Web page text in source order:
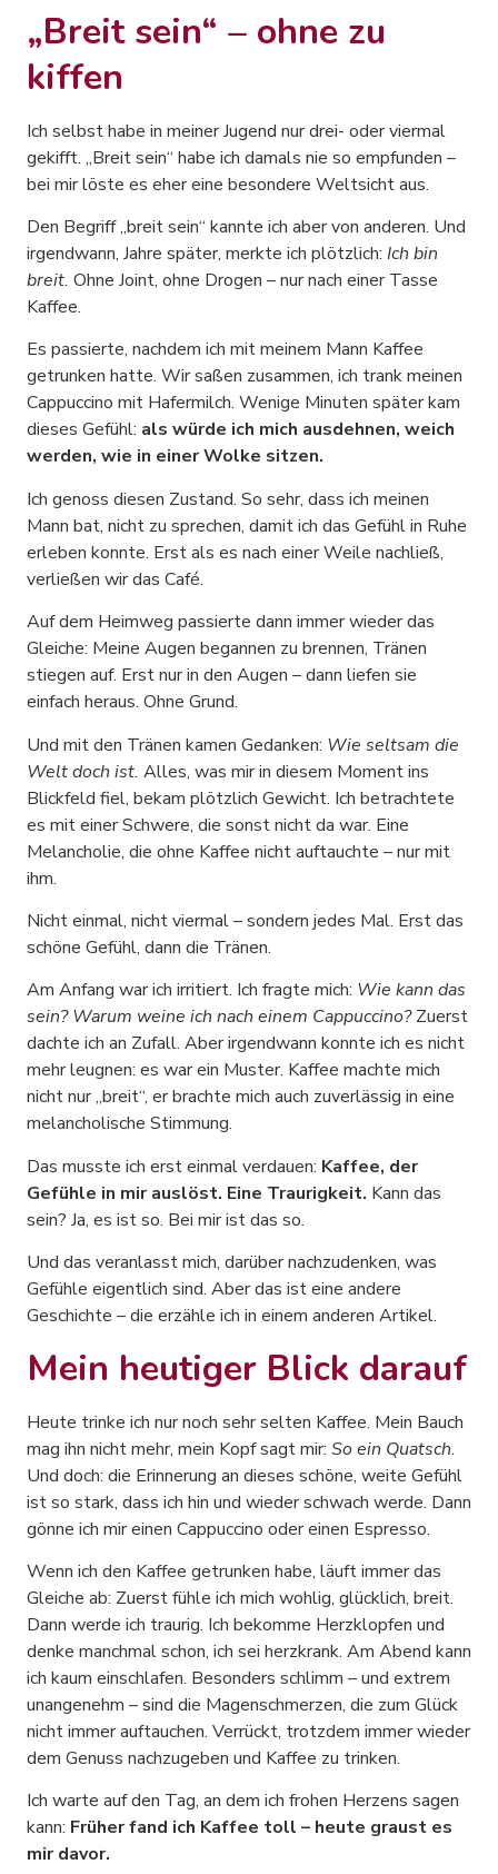
„Breit sein“ – ohne zu
kiffen
Ich selbst habe in meiner Jugend nur drei- oder viermal
gekifft. „Breit sein“ habe ich damals nie so empfunden –
bei mir löste es eher eine besondere Weltsicht aus.
Den Begriff „breit sein“ kannte ich aber von anderen. Und
irgendwann, Jahre später, merkte ich plötzlich: Ich bin
breit. Ohne Joint, ohne Drogen – nur nach einer Tasse
Kaffee.
Es passierte, nachdem ich mit meinem Mann Kaffee
getrunken hatte. Wir saßen zusammen, ich trank meinen
Cappuccino mit Hafermilch. Wenige Minuten später kam
dieses Gefühl: als würde ich mich ausdehnen, weich
werden, wie in einer Wolke sitzen.
Ich genoss diesen Zustand. So sehr, dass ich meinen
Mann bat, nicht zu sprechen, damit ich das Gefühl in Ruhe
erleben konnte. Erst als es nach einer Weile nachließ,
verließen wir das Café.
Auf dem Heimweg passierte dann immer wieder das
Gleiche: Meine Augen begannen zu brennen, Tränen
stiegen auf. Erst nur in den Augen – dann liefen sie
einfach heraus. Ohne Grund.
Und mit den Tränen kamen Gedanken: Wie seltsam die
Welt doch ist. Alles, was mir in diesem Moment ins
Blickfeld fiel, bekam plötzlich Gewicht. Ich betrachtete
es mit einer Schwere, die sonst nicht da war. Eine
Melancholie, die ohne Kaffee nicht auftauchte – nur mit
ihm.
Nicht einmal, nicht viermal – sondern jedes Mal. Erst das
schöne Gefühl, dann die Tränen.
Am Anfang war ich irritiert. Ich fragte mich: Wie kann das
sein? Warum weine ich nach einem Cappuccino?Zuerst
dachte ich an Zufall. Aber irgendwann konnte ich es nicht
mehr leugnen: es war ein Muster. Kaffee machte mich
nicht nur „breit“, er brachte mich auch zuverlässig in eine
melancholische Stimmung.
Das musste ich erst einmal verdauen: Kaffee, der
Gefühle in mir auslöst. Eine Traurigkeit. Kann das
sein? Ja, es ist so. Bei mir ist das so.
Und das veranlasst mich, darüber nachzudenken, was
Gefühle eigentlich sind. Aber das ist eine andere
Geschichte – die erzähle ich in einem anderen Artikel.
Mein heutiger Blick darauf
Heute trinke ich nur noch sehr selten Kaffee. Mein Bauch
mag ihn nicht mehr, mein Kopf sagt mir: So ein Quatsch.
Und doch: die Erinnerung an dieses schöne, weite Gefühl
ist so stark, dass ich hin und wieder schwach werde. Dann
gönne ich mir einen Cappuccino oder einen Espresso.
Wenn ich den Kaffee getrunken habe, läuft immer das
Gleiche ab: Zuerst fühle ich mich wohlig, glücklich, breit.
Dann werde ich traurig. Ich bekomme Herzklopfen und
denke manchmal schon, ich sei herzkrank. Am Abend kann
ich kaum einschlafen. Besonders schlimm – und extrem
unangenehm – sind die Magenschmerzen, die zum Glück
nicht immer auftauchen. Verrückt, trotzdem immer wieder
dem Genuss nachzugeben und Kaffee zu trinken.
Ich warte auf den Tag, an dem ich frohen Herzens sagen
kann: Früher fand ich Kaffee toll – heute graust es
mir davor.